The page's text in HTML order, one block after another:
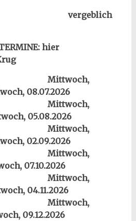
hier
Mittwoch,
08.07.2026
Mittwoch,
05.08.2026
Mittwoch,
02.09.2026
Mittwoch,
07.10.2026
Mittwoch,
04.11.2026
Mittwoch,
09.12.2026